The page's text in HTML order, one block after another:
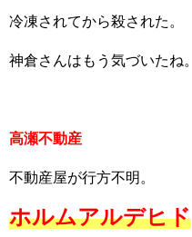
冷凍されてから殺された。
神倉さんはもう気づいたね。
高瀬不動産
不動産屋が行方不明。
ホルムアルデヒド